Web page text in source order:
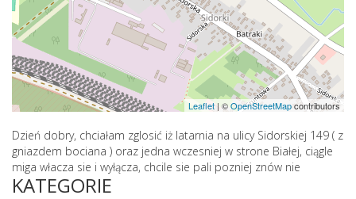
Leaflet | ©OpenStreetMapcontributors
Dzień dobry, chciałam zglosić iż latarnia na ulicy Sidorskiej 149 ( z
gniazdem bociana ) oraz jedna wczesniej w strone Białej, ciągle
miga włacza sie i wyłącza, chcile sie pali pozniej znów nie
KATEGORIE